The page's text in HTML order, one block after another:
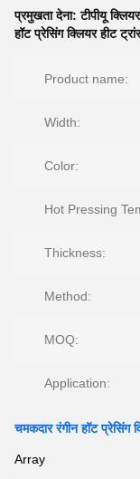
प्रमुखता देना:टीपीयू
हॉट प्रेसिंग क्लियर हीट
Product name:
Width:
Color:
Hot Pressing
Thickness:
Method:
MOQ:
Application:
चमकदार रंगीन हॉट प्रेसिंग
Array